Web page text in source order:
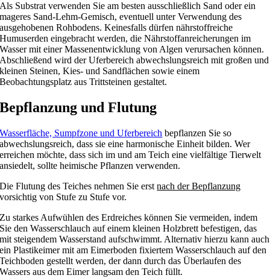
Als Substrat verwenden Sie am besten ausschließlich Sand oder ein
mageres Sand-Lehm-Gemisch, eventuell unter Verwendung des
ausgehobenen Rohbodens. Keinesfalls dürfen nährstoffreiche
Humuserden eingebracht werden, die Nährstoffanreicherungen im
Wasser mit einer Massenentwicklung von Algen verursachen können.
Abschließend wird der Uferbereich abwechslungsreich mit großen und
kleinen Steinen, Kies- und Sandflächen sowie einem
Beobachtungsplatz aus Trittsteinen gestaltet.
Bepflanzung und Flutung
Wasserfläche, Sumpfzone und Uferbereich bepflanzen Sie so
abwechslungsreich, dass sie eine harmonische Einheit bilden. Wer
erreichen möchte, dass sich im und am Teich eine vielfältige Tierwelt
ansiedelt, sollte heimische Pflanzen verwenden.
Die Flutung des Teiches nehmen Sie erstnach der Bepflanzung
vorsichtig von Stufe zu Stufe vor.
Zu starkes Aufwühlen des Erdreiches können Sie vermeiden, indem
Sie den Wasserschlauch auf einem kleinen Holzbrett befestigen, das
mit steigendem Wasserstand aufschwimmt. Alternativ hierzu kann auch
ein Plastikeimer mit am Eimerboden fixiertem Wasserschlauch auf den
Teichboden gestellt werden, der dann durch das Überlaufen des
Wassers aus dem Eimer langsam den Teich füllt.